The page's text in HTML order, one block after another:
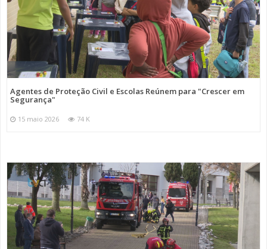
Agentes de Proteção Civil e Escolas Reúnem para "Crescer em
Segurança"
15 maio 2026 74 K